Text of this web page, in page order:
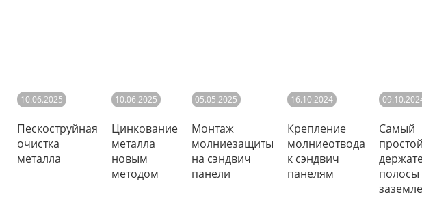
10.06.2025
Пескоструйная
очистка
металла
10.06.2025
Цинкование
металла
новым
методом
05.05.2025
Монтаж
молниезащиты
на сэндвич
панели
16.10.2024
Крепление
молниеотвода
к сэндвич
панелям
Самый
простой
полосы